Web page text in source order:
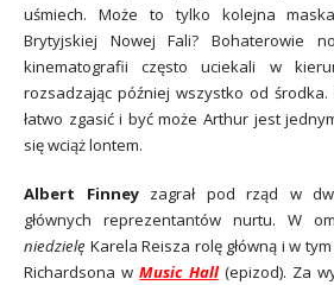
uśmiech. Może to tylko kolejna
Brytyjskiej Nowej Fali? Bohaterowie
kinematografii często uciekali w
rozsadzając później wszystko od
łatwo zgasić i być może Arthur jest
się wciąż lontem.
Albert Finneyzagrał pod rząd w
głównych reprezentantów nurtu. W
niedzielę Karela Reisza rolę główną i w
Richardsona wMusic Hall(epizod). Za